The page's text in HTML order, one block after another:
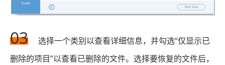
03
选择一个类别以查看详细信息，并勾选“仅显示已
删除的项目”以查看已删除的文件。选择要恢复的文件后，